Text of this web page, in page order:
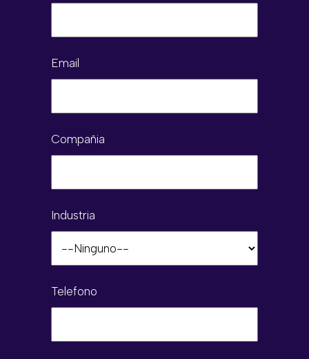
Email
Compañia
Industria
Telefono